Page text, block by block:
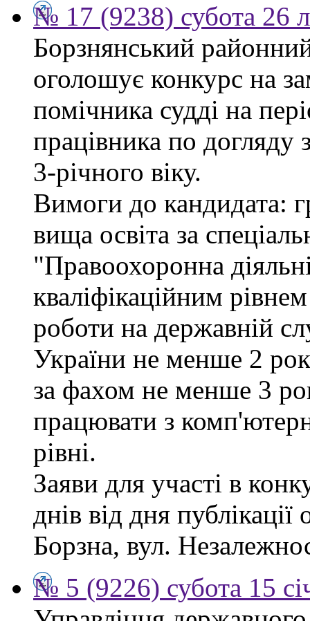
№ 17 (9238) субота 26
Борзнянський районний
оголошує конкурс на
помічника судді на
працівника по
3-річного віку.
Вимоги до кандидата:
вища освіта за
"Правоохоронна
кваліфікаційним
роботи на державній
України не менше 2
за фахом не менше 3
працювати з
рівні.
Заяви для участі в
днів від дня
Борзна, вул.
№ 5 (9226) субота 15